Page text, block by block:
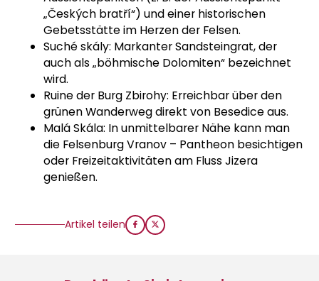
„Českých bratří“) und einer historischen
Gebetsstätte im Herzen der Felsen.
Suché skály: Markanter Sandsteingrat, der
auch als „böhmische Dolomiten“ bezeichnet
wird.
Ruine der Burg Zbirohy: Erreichbar über den
grünen Wanderweg direkt von Besedice aus.
Malá Skála: In unmittelbarer Nähe kann man
die Felsenburg Vranov – Pantheon besichtigen
oder Freizeitaktivitäten am Fluss Jizera
genießen.
Artikel teilen